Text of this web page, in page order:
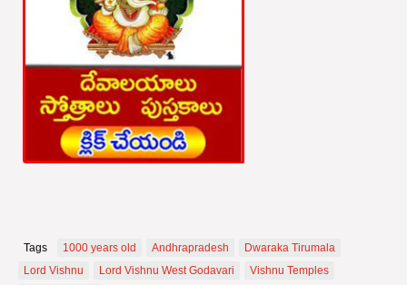
Tags 1000 years old Andhrapradesh
Dwaraka Tirumala
Lord Vishnu
Lord Vishnu West Godavari
Vishnu Temples